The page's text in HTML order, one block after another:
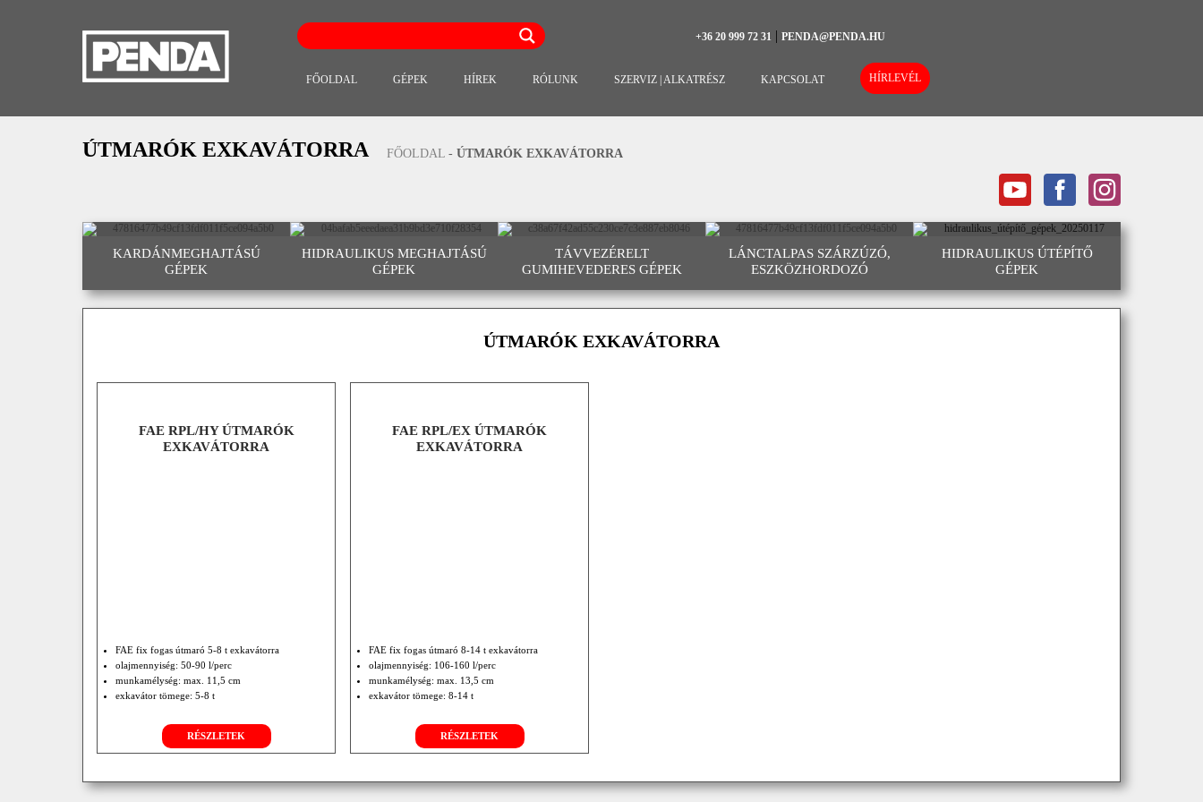
+36 20 999 72 31 | PENDA@PENDA.HU
FŐOLDAL GÉPEK HÍREK RÓLUNK SZERVIZ | ALKATRÉSZ KAPCSOLAT HÍRLEVÉL
ÚTMARÓK EXKAVÁTORRA FŐOLDAL - ÚTMARÓK EXKAVÁTORRA
KARDÁNMEGHAJTÁSÚ
GÉPEK
HIDRAULIKUS MEGHAJTÁSÚ
GÉPEK
TÁVVEZÉRELT
GUMIHEVEDERES GÉPEK
LÁNCTALPAS SZÁRZÚZÓ,
ESZKÖZHORDOZÓ
HIDRAULIKUS ÚTÉPÍTŐ
GÉPEK
ÚTMARÓK EXKAVÁTORRA
FAE RPL/HY ÚTMARÓK
EXKAVÁTORRA
FAE fix fogas útmaró 5-8 t exkavátorra
olajmennyiség: 50-90 l/perc
munkamélység: max. 11,5 cm
exkavátor tömege: 5-8 t
RÉSZLETEK
FAE RPL/EX ÚTMARÓK
EXKAVÁTORRA
FAE fix fogas útmaró 8-14 t exkavátorra
olajmennyiség: 106-160 l/perc
munkamélység: max. 13,5 cm
exkavátor tömege: 8-14 t
RÉSZLETEK